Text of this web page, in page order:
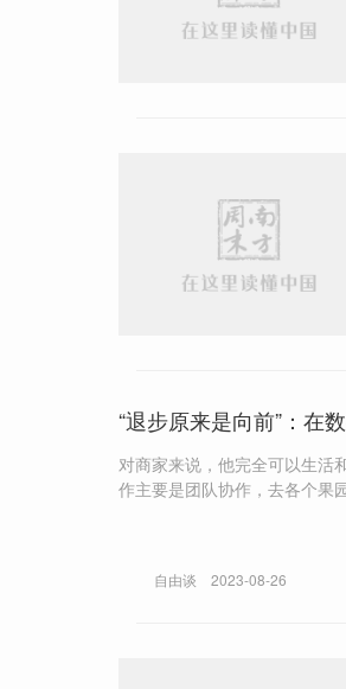
“退步原来是向前”：在
对商家来说，他完全可以生活
作主要是团队协作，去各个果
自由谈 2023-08-26